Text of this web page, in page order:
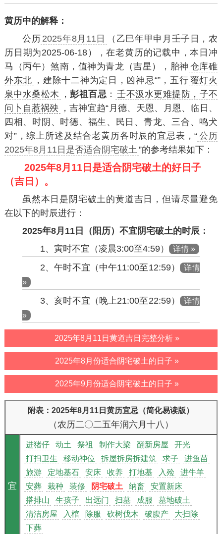
黄历中的解释：
公历 2025年8月11日
（乙巳年甲申月壬子日，农
历日期为2025-06-18），在老黄历的记载中，本日冲
马（丙午）煞南，值神为青龙（吉星），胎神 仓库碓
外东北 ，建除十二神为定日，凶神忌“”，五行 覆灯火
泉中水桑松木
，彭祖百忌 ： 壬不汲水更难提防，子不
问卜自惹祸殃 ，吉神宜趋“月德、天恩、月恩、临日、
四相、时阴、时德、福生、民日、青龙、三合、鸣犬
对”，综上所述及结合老黄历各时辰的宜忌表，“ 公历
2025年8月11日是否适合阴宅破土 ”的参考结果如下：
2025年8月11日是适合阴宅破土的好日子
（吉日）。
虽然本日是阴宅破土的黄道吉日，但请尽量避免
在以下的时辰进行：
2025年8月11日（阳历）不宜阴宅破土的时辰：
1、寅时不宜（凌晨3:00至4:59）
详情 »
2、午时不宜（中午11:00至12:59）
详情
»
3、亥时不宜（晚上21:00至22:59）
详情
»
2025年8月11日黄道吉日完整分析 »
2025年8月份适合阴宅破土的日子 »
2025年9月份适合阴宅破土的日子 »
附表：2025年8月11日黄历宜忌（简化易读版）
（农历二〇二五年润六月十八）
宜
进猪仔 动土 祭祖 制作大梁 翻新房屋
开光
打扫卫生
移动神位 拆屋拆房拆建筑 求子
进鱼苗
旅游
定地基石 安床 收养 打地基 入殓
进牛羊
安葬
栽种 装修 阴宅破土 纳畜
安置新床
搭排山
生孩子 出远门 扫墓 成服
墓地破土
清洁房屋
入棺 除服 砍树伐木 破腹产
大扫除
下葬